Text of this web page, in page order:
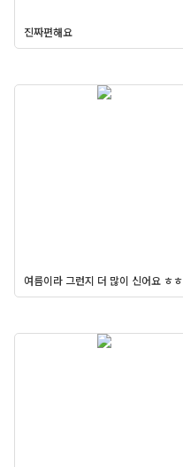
진짜편해요
여름이라 그런지 더 많이 신어요 ㅎㅎ